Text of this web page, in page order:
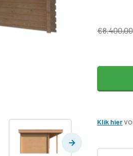
€8.400,00
Klik hier